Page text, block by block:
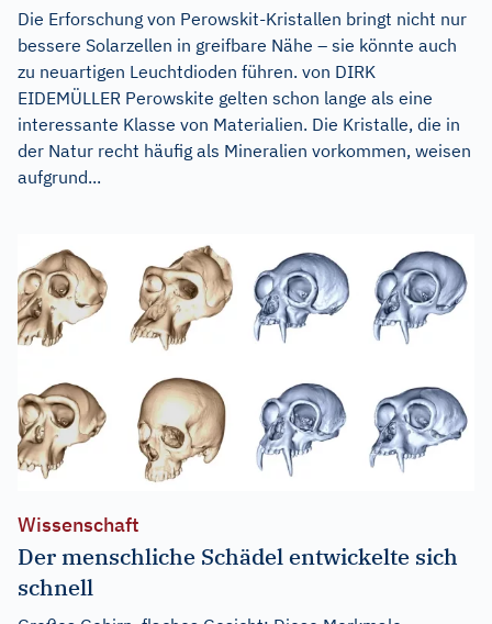
Die Erforschung von Perowskit-Kristallen bringt nicht nur
bessere Solarzellen in greifbare Nähe – sie könnte auch
zu neuartigen Leuchtdioden führen. von DIRK
EIDEMÜLLER Perowskite gelten schon lange als eine
interessante Klasse von Materialien. Die Kristalle, die in
der Natur recht häufig als Mineralien vorkommen, weisen
aufgrund...
Wissenschaft
Der menschliche Schädel entwickelte sich
schnell